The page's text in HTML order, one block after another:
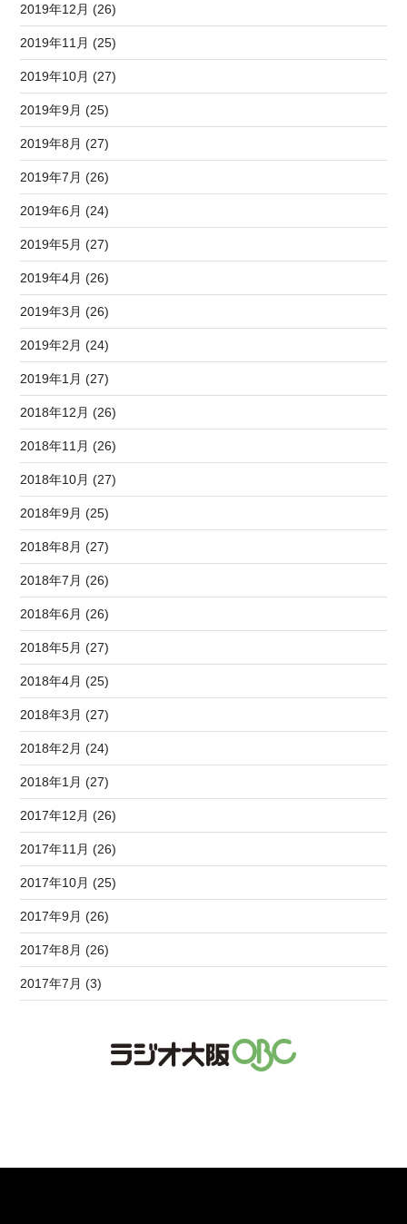
2019年12月 (26)
2019年11月 (25)
2019年10月 (27)
2019年9月 (25)
2019年8月 (27)
2019年7月 (26)
2019年6月 (24)
2019年5月 (27)
2019年4月 (26)
2019年3月 (26)
2019年2月 (24)
2019年1月 (27)
2018年12月 (26)
2018年11月 (26)
2018年10月 (27)
2018年9月 (25)
2018年8月 (27)
2018年7月 (26)
2018年6月 (26)
2018年5月 (27)
2018年4月 (25)
2018年3月 (27)
2018年2月 (24)
2018年1月 (27)
2017年12月 (26)
2017年11月 (26)
2017年10月 (25)
2017年9月 (26)
2017年8月 (26)
2017年7月 (3)